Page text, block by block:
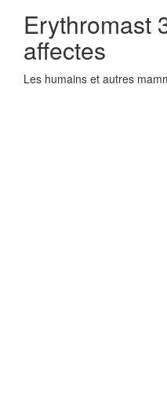
Erythromast
affectes
Les humains et autres